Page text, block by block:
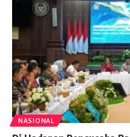
NASIONAL